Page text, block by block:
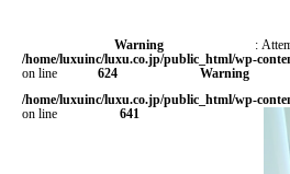
Warning
:
/home/luxuinc/luxu.co.jp/public_html/wp-
on line
624 Warning
/home/luxuinc/luxu.co.jp/public_html/wp-
on line
641